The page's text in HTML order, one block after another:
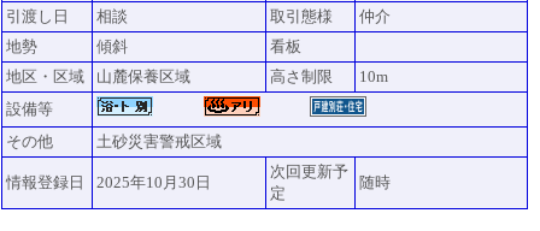
引渡し日
相談 取引態様
仲介
地勢
傾斜
看板
地区・区域
山麓保養区域 高さ制限
10m
設備等
その他
土砂災害警戒区域
情報登録日 2025年10月30日
次回更新予
定
随時